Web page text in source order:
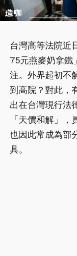
台灣高等法院近
75元燕麥奶拿鐵
注。外界起初不
到高院？對此，
出在台灣現行法
「天價和解」，
也因此常成為部
具。